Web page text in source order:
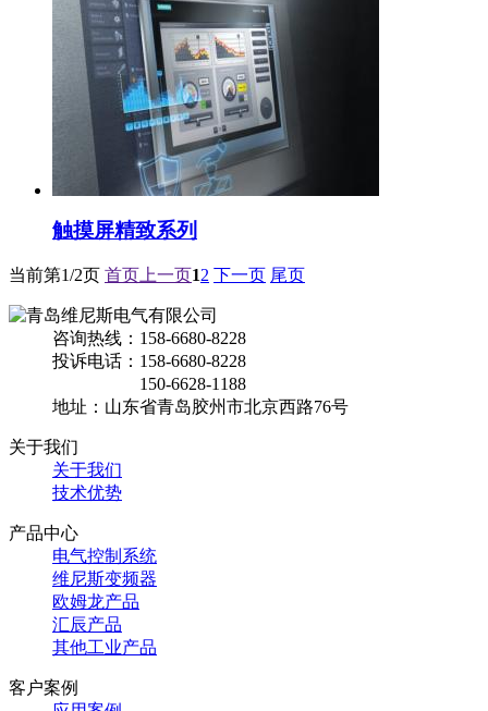
触摸屏精致系列
当前第1/2页 首页上一页 12 下一页 尾页
咨询热线：158-6680-8228
投诉电话：158-6680-8228
150-6628-1188
地址：山东省青岛胶州市北京西路76号
关于我们
关于我们
技术优势
产品中心
电气控制系统
维尼斯变频器
欧姆龙产品
汇辰产品
其他工业产品
客户案例